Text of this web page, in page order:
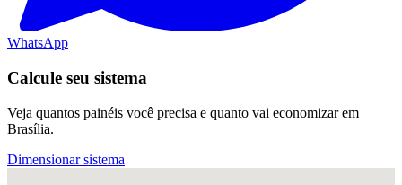
WhatsApp
Calcule seu sistema
Veja quantos painéis você precisa e quanto vai economizar em
Brasília.
Dimensionar sistema